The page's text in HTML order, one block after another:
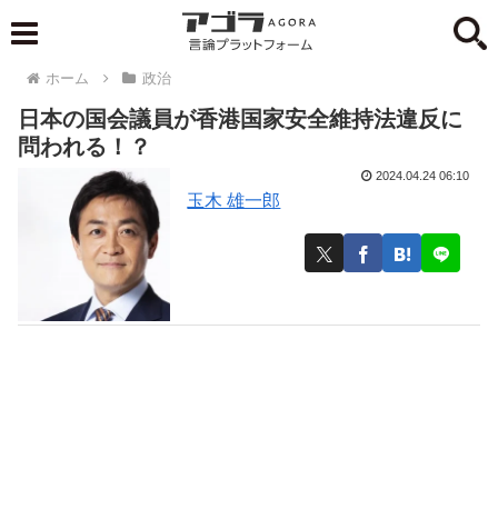
ホーム 政治
日本の国会議員が香港国家安全維持法違反に
問われる！？
玉木 雄一郎
2024.04.24 06:10